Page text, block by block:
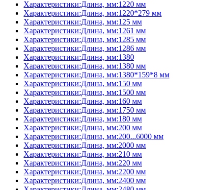
Характеристики:Длина, мм:1220 мм
Характеристики:Длина, мм:1220*279 мм
Характеристики:Длина, мм:125 мм
Характеристики:Длина, мм:1261 мм
Характеристики:Длина, мм:1285 мм
Характеристики:Длина, мм:1286 мм
Характеристики:Длина, мм:1380
Характеристики:Длина, мм:1380 мм
Характеристики:Длина, мм:1380*159*8 мм
Характеристики:Длина, мм:150 мм
Характеристики:Длина, мм:1500 мм
Характеристики:Длина, мм:160 мм
Характеристики:Длина, мм:1750 мм
Характеристики:Длина, мм:180 мм
Характеристики:Длина, мм:200 мм
Характеристики:Длина, мм:200...6000 мм
Характеристики:Длина, мм:2000 мм
Характеристики:Длина, мм:210 мм
Характеристики:Длина, мм:220 мм
Характеристики:Длина, мм:2200 мм
Характеристики:Длина, мм:2400 мм